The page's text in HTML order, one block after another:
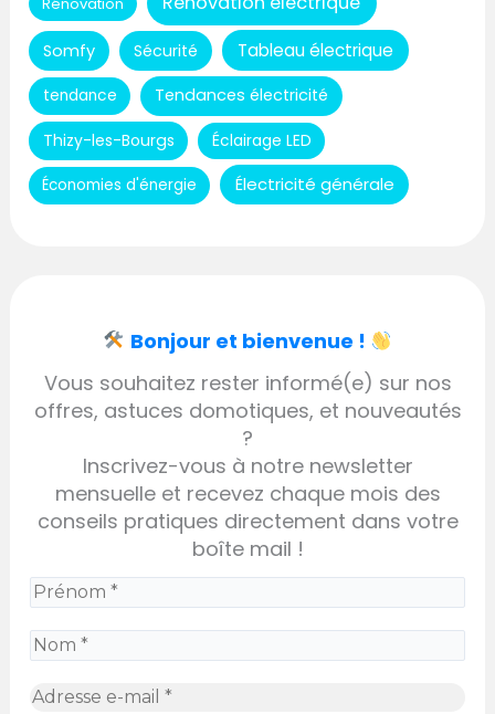
Somfy Sécurité Tableau électrique
tendance Tendances électricité
Thizy-les-Bourgs Éclairage LED
Économies d'énergie Électricité générale
Bonjour et bienvenue !
Vous souhaitez rester informé(e) sur nos
offres, astuces domotiques, et nouveautés
?
Inscrivez-vous à notre newsletter
mensuelle et recevez chaque mois des
conseils pratiques directement dans votre
boîte mail !